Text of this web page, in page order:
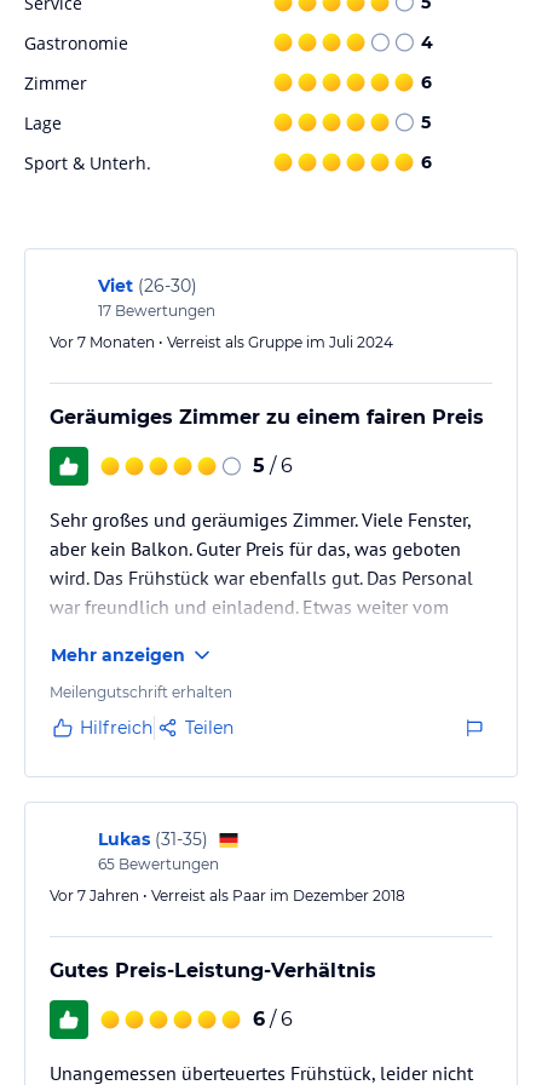
verbindlichen
des jeweiligen Veranstalters.
Gastronomie 4
Zimmer 6
Lage 5
Sport & Unterh. 6
Viet (26-30)
17 Bewertungen
Vor 7 Monaten • Verreist als Gruppe im Juli 2024
Geräumiges Zimmer zu einem fairen Preis
5 / 6
Sehr großes und geräumiges Zimmer. Viele Fenster,
aber kein Balkon. Guter Preis für das, was geboten
wird. Das Frühstück war ebenfalls gut. Das Personal
war freundlich und einladend. Etwas weiter vom
um diese revitalisierte Stadt zu erkunden.
Mehr anzeigen
Meilengutschrift erhalten
Hilfreich Teilen
Lukas (31-35)
65 Bewertungen
Vor 7 Jahren • Verreist als Paar im Dezember 2018
Gutes Preis-Leistung-Verhältnis
6 / 6
Unangemessen überteuertes Frühstück, leider nicht